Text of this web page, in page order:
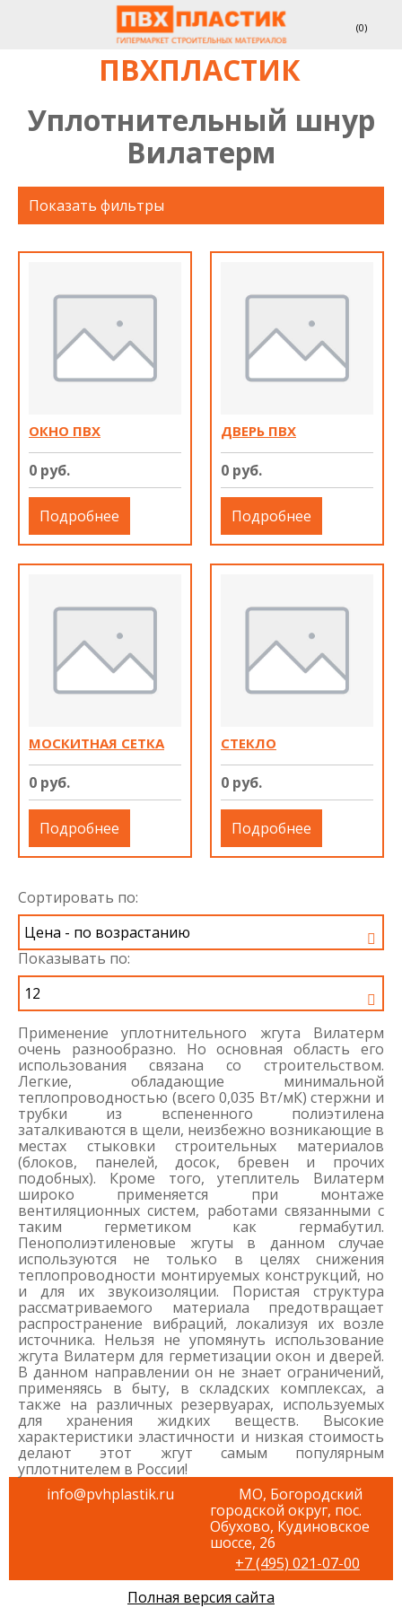
(0)
ПВХПЛАСТИК
Уплотнительный шнур
Вилатерм
Показать фильтры
ОКНО ПВХ
0 руб.
Подробнее
ДВЕРЬ ПВХ
0 руб.
Подробнее
МОСКИТНАЯ СЕТКА
0 руб.
Подробнее
СТЕКЛО
0 руб.
Подробнее
Сортировать по:
Показывать по:
Применение уплотнительного жгута Вилатерм
очень разнообразно. Но основная область его
использования связана со строительством.
Легкие, обладающие минимальной
теплопроводностью (всего 0,035 Вт/мК) стержни и
трубки из вспененного полиэтилена
заталкиваются в щели, неизбежно возникающие в
местах стыковки строительных материалов
(блоков, панелей, досок, бревен и прочих
подобных). Кроме того, утеплитель Вилатерм
широко применяется при монтаже
вентиляционных систем, работами связанными с
таким герметиком как гермабутил.
Пенополиэтиленовые жгуты в данном случае
используются не только в целях снижения
теплопроводности монтируемых конструкций, но
и для их звукоизоляции. Пористая структура
рассматриваемого материала предотвращает
распространение вибраций, локализуя их возле
источника. Нельзя не упомянуть использование
жгута Вилатерм для герметизации окон и дверей.
В данном направлении он не знает ограничений,
применяясь в быту, в складских комплексах, а
также на различных резервуарах, используемых
для хранения жидких веществ. Высокие
характеристики эластичности и низкая стоимость
делают этот жгут самым популярным
уплотнителем в России!
info@pvhplastik.ru
МО, Богородский
городской округ, пос.
Обухово, Кудиновское
шоссе, 26
+7 (495) 021-07-00
Полная версия сайта